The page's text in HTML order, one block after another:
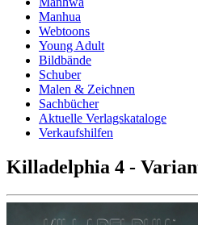
Manhua
Webtoons
Young Adult
Bildbände
Schuber
Malen & Zeichnen
Sachbücher
Aktuelle Verlagskataloge
Verkaufshilfen
Killadelphia 4 -